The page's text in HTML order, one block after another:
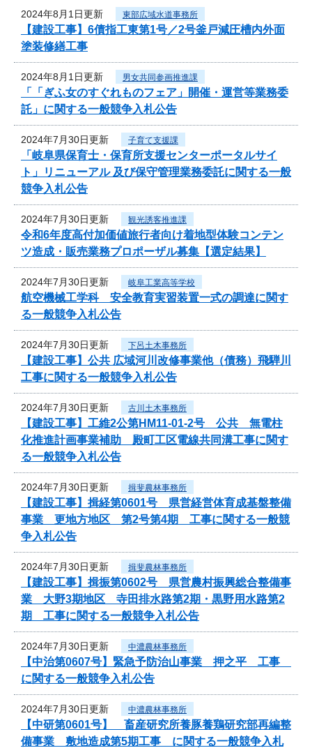
2024年8月1日更新 東部広域水道事務所
【建設工事】6債指工東第1号／2号釜戸減圧槽内外面
塗装修繕工事
2024年8月1日更新 男女共同参画推進課
「「ぎふ女のすぐれものフェア」開催・運営等業務委
託」に関する一般競争入札公告
2024年7月30日更新 子育て支援課
「岐阜県保育士・保育所支援センターポータルサイ
ト」リニューアル 及び保守管理業務委託に関する一般
競争入札公告
2024年7月30日更新 観光誘客推進課
令和6年度高付加価値旅行者向け着地型体験コンテン
ツ造成・販売業務プロポーザル募集【選定結果】
2024年7月30日更新 岐阜工業高等学校
航空機械工学科 安全教育実習装置一式の調達に関す
る一般競争入札公告
2024年7月30日更新 下呂土木事務所
【建設工事】公共 広域河川改修事業他（債務）飛騨川
工事に関する一般競争入札公告
2024年7月30日更新 古川土木事務所
【建設工事】工維2公第HM11-01-2号 公共 無電柱
化推進計画事業補助 殿町工区電線共同溝工事に関す
る一般競争入札公告
2024年7月30日更新 揖斐農林事務所
【建設工事】揖経第0601号 県営経営体育成基盤整備
事業 更地方地区 第2号第4期 工事に関する一般競
争入札公告
2024年7月30日更新 揖斐農林事務所
【建設工事】揖振第0602号 県営農村振興総合整備事
業 大野3期地区 寺田排水路第2期・黒野用水路第2
期 工事に関する一般競争入札公告
2024年7月30日更新 中濃農林事務所
【中治第0607号】緊急予防治山事業 押之平 工事
に関する一般競争入札公告
2024年7月30日更新 中濃農林事務所
【中研第0601号】 畜産研究所養豚養鶏研究部再編整
備事業 敷地造成第5期工事 に関する一般競争入札